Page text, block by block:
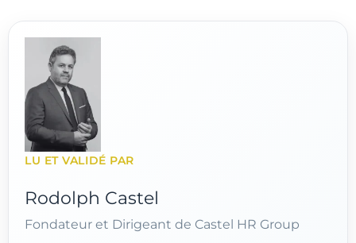
LU ET VALIDÉ PAR
Rodolph Castel
Fondateur et Dirigeant de Castel HR Group